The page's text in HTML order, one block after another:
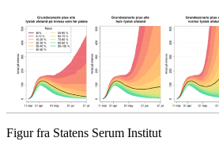
Figur fra Statens Serum Institut